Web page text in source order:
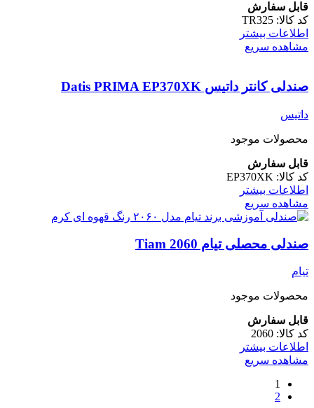
قابل سفارش
کد کالا: TR325
اطلاعات بیشتر
مشاهده سریع
‌صندلی کانتر داتیس Datis PRIMA EP370XK
داتیس
محصولات موجود
قابل سفارش
کد کالا: EP370XK
اطلاعات بیشتر
مشاهده سریع
صندلی محصلی تیام Tiam 2060
تیام
محصولات موجود
قابل سفارش
کد کالا: 2060
اطلاعات بیشتر
مشاهده سریع
1
2